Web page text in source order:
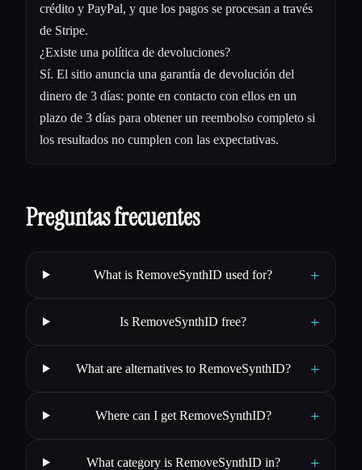
crédito y PayPal, y que los pagos se procesan a través
de Stripe.
¿Existe una política de devoluciones?
Sí. El sitio anuncia una garantía de devolución del
dinero de 3 días: ponte en contacto con ellos en un
plazo de 3 días para obtener un reembolso completo si
los resultados no cumplen con las expectativas.
Preguntas frecuentes
What is RemoveSynthID used for? +
Is RemoveSynthID free? +
What are alternatives to RemoveSynthID? +
Where can I get RemoveSynthID? +
What category is RemoveSynthID in? +